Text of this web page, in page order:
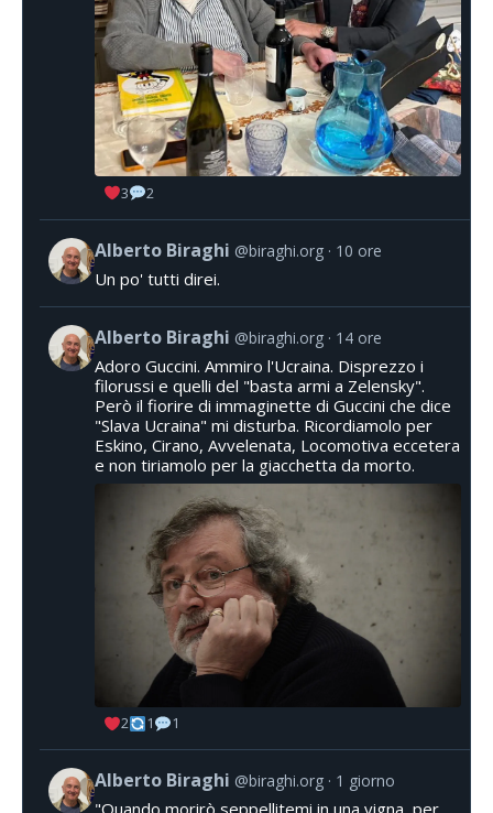
3 2
Alberto Biraghi @biraghi.org 10 ore
Un po' tutti direi.
Alberto Biraghi @biraghi.org 14 ore
Adoro Guccini. Ammiro l'Ucraina. Disprezzo i
filorussi e quelli del "basta armi a Zelensky".
Però il fiorire di immaginette di Guccini che dice
"Slava Ucraina" mi disturba. Ricordiamolo per
Eskino, Cirano, Avvelenata, Locomotiva eccetera
e non tiriamolo per la giacchetta da morto.
2 1 1
Alberto Biraghi @biraghi.org 1 giorno